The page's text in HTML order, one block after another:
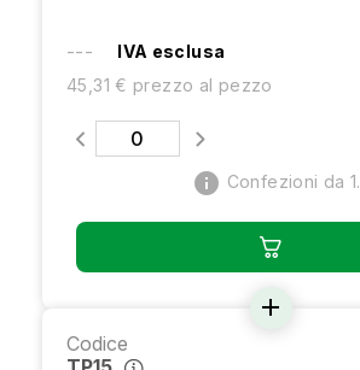
---
IVA esclusa
45,31 € prezzo al pezzo
info Confezioni da 1.
add
Codice